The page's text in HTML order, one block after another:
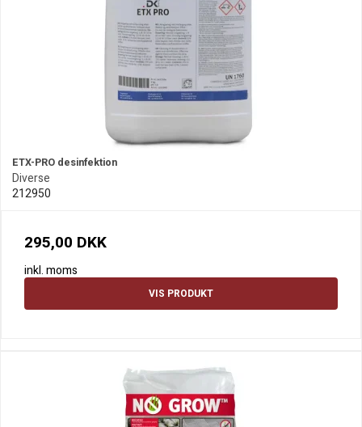
ETX-PRO desinfektion
Diverse
212950
295,00 DKK
inkl. moms
VIS PRODUKT